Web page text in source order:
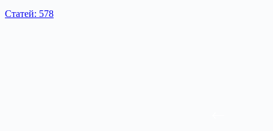
Статей: 578